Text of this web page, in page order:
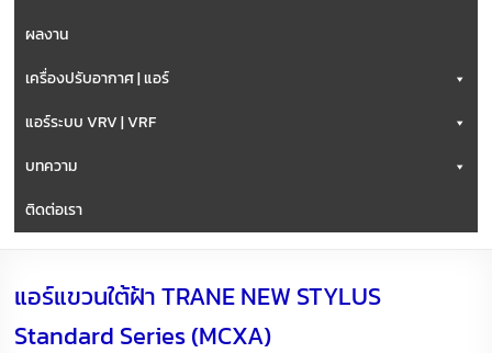
ผลงาน
เครื่องปรับอากาศ | แอร์
แอร์ระบบ VRV | VRF
บทความ
ติดต่อเรา
แอร์แขวนใต้ฝ้า TRANE NEW STYLUS
Standard Series (MCXA)